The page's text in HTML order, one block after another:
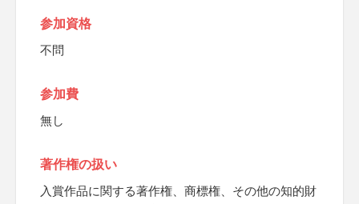
参加資格
不問
参加費
無し
著作権の扱い
入賞作品に関する著作権、商標権、その他の知的財